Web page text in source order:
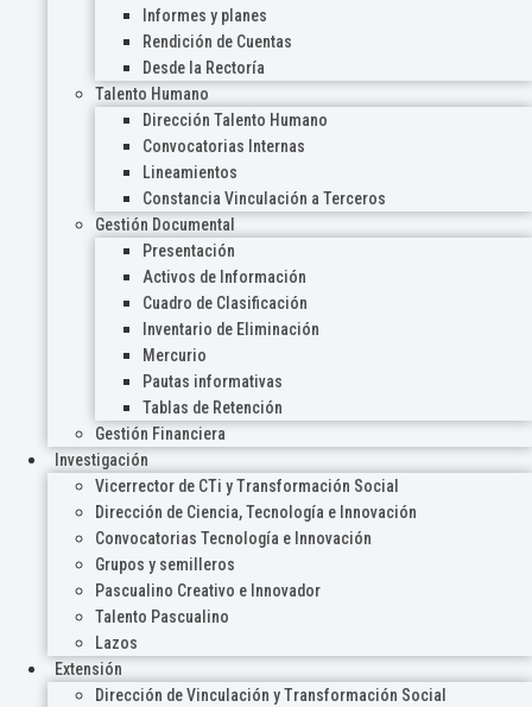
Informes y planes
Rendición de Cuentas
Desde la Rectoría
Talento Humano
Dirección Talento Humano
Convocatorias Internas
Lineamientos
Constancia Vinculación a Terceros
Gestión Documental
Presentación
Activos de Información
Cuadro de Clasificación
Inventario de Eliminación
Mercurio
Pautas informativas
Tablas de Retención
Gestión Financiera
Investigación
Vicerrector de CTi y Transformación Social
Dirección de Ciencia, Tecnología e Innovación
Convocatorias Tecnología e Innovación
Grupos y semilleros
Pascualino Creativo e Innovador
Talento Pascualino
Lazos
Extensión
Dirección de Vinculación y Transformación Social